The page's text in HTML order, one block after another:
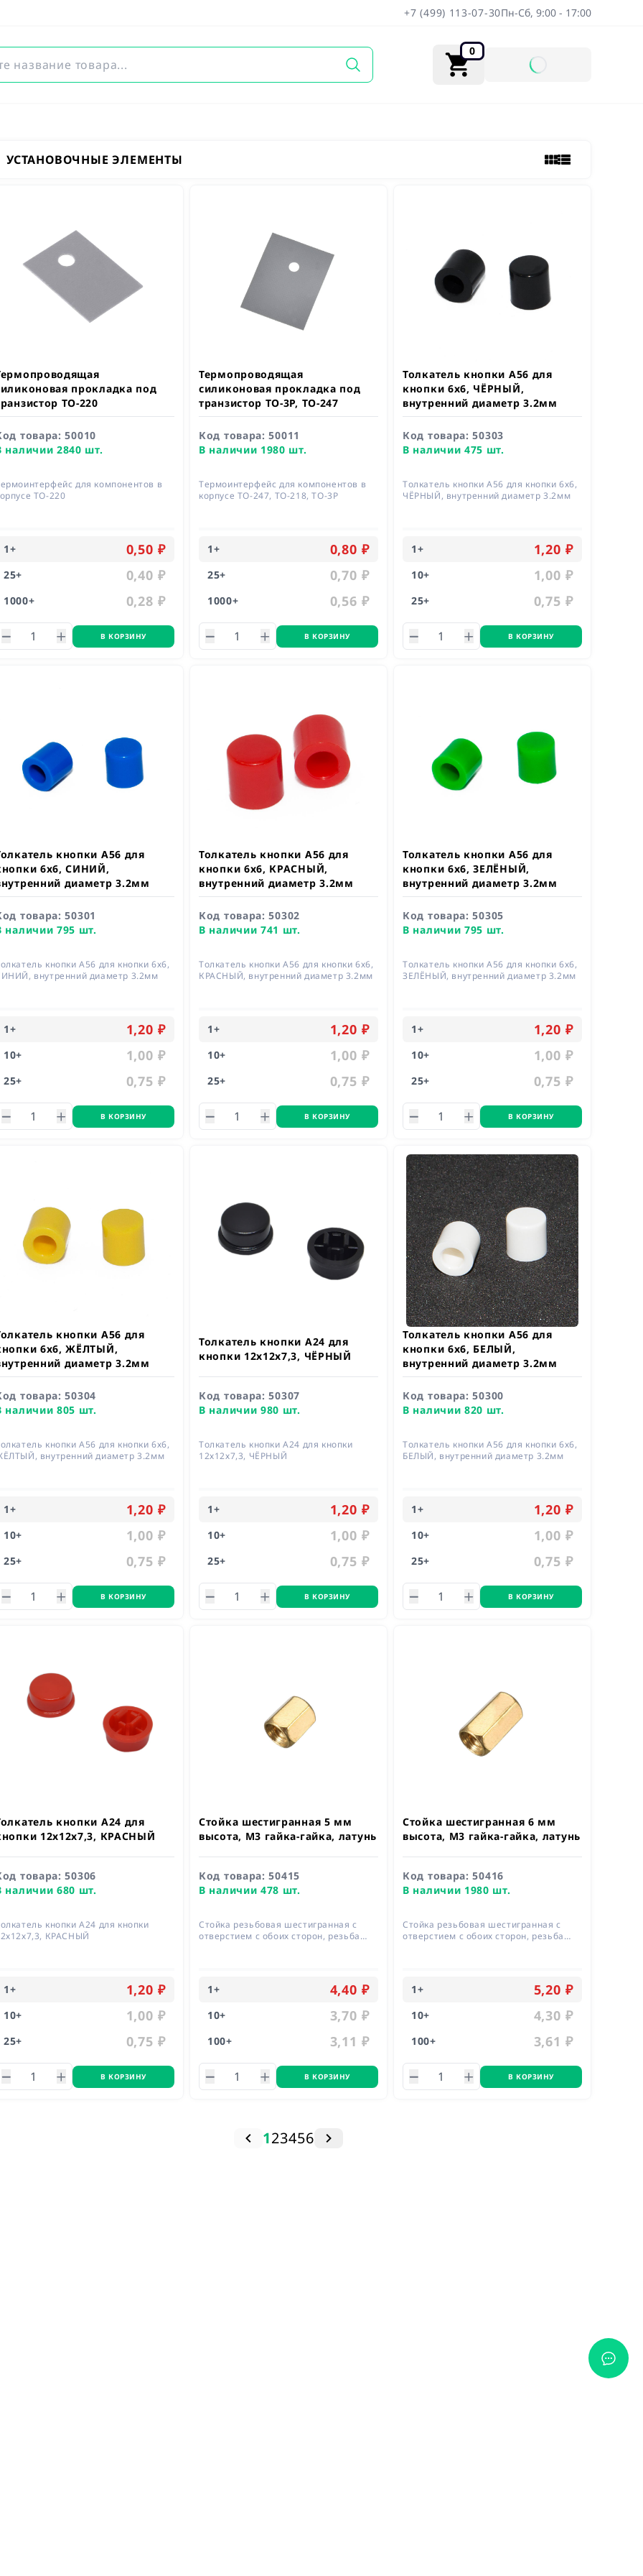
+7 (499) 113-07-30Пн-Сб, 9:00 - 17:00
0
УСТАНОВОЧНЫЕ ЭЛЕМЕНТЫ
прокладка под
TO-220
товара:50010
наличии 2840 шт.
для компонентов в
TO-220
1+ 0,50 ₽
25+ 0,40 ₽
1000+ 0,28 ₽
В КОРЗИНУ
Термопроводящая
силиконовая прокладка под
транзистор TO-3P, TO-247
Код товара:50011
В наличии 1980 шт.
Термоинтерфейс для компонентов в
корпусе TO-247, TO-218, TO-3P
1+ 0,80 ₽
25+ 0,70 ₽
1000+ 0,56 ₽
В КОРЗИНУ
Толкатель кнопки A56 для
кнопки 6х6, ЧЁРНЫЙ,
внутренний диаметр 3.2мм
Код товара:50303
В наличии 475 шт.
Толкатель кнопки A56 для кнопки 6х6,
ЧЁРНЫЙ, внутренний диаметр 3.2мм
1+ 1,20 ₽
10+ 1,00 ₽
25+ 0,75 ₽
В КОРЗИНУ
кнопки A56 для
6х6, СИНИЙ,
диаметр 3.2мм
товара:50301
наличии 795 шт.
кнопки A56 для кнопки 6х6,
внутренний диаметр 3.2мм
1+ 1,20 ₽
10+ 1,00 ₽
25+ 0,75 ₽
В КОРЗИНУ
Толкатель кнопки A56 для
кнопки 6х6, КРАСНЫЙ,
внутренний диаметр 3.2мм
Код товара:50302
В наличии 741 шт.
Толкатель кнопки A56 для кнопки 6х6,
КРАСНЫЙ, внутренний диаметр 3.2мм
1+ 1,20 ₽
10+ 1,00 ₽
25+ 0,75 ₽
В КОРЗИНУ
Толкатель кнопки A56 для
кнопки 6х6, ЗЕЛЁНЫЙ,
внутренний диаметр 3.2мм
Код товара:50305
В наличии 795 шт.
Толкатель кнопки A56 для кнопки 6х6,
ЗЕЛЁНЫЙ, внутренний диаметр 3.2мм
1+ 1,20 ₽
10+ 1,00 ₽
25+ 0,75 ₽
В КОРЗИНУ
кнопки A56 для
6х6, ЖЁЛТЫЙ,
диаметр 3.2мм
товара:50304
наличии 805 шт.
кнопки A56 для кнопки 6х6,
внутренний диаметр 3.2мм
1+ 1,20 ₽
10+ 1,00 ₽
25+ 0,75 ₽
В КОРЗИНУ
Толкатель кнопки A24 для
кнопки 12х12х7,3, ЧЁРНЫЙ
Код товара:50307
В наличии 980 шт.
Толкатель кнопки A24 для кнопки
12х12х7,3, ЧЁРНЫЙ
1+ 1,20 ₽
10+ 1,00 ₽
25+ 0,75 ₽
В КОРЗИНУ
Толкатель кнопки A56 для
кнопки 6х6, БЕЛЫЙ,
внутренний диаметр 3.2мм
Код товара:50300
В наличии 820 шт.
Толкатель кнопки A56 для кнопки 6х6,
БЕЛЫЙ, внутренний диаметр 3.2мм
1+ 1,20 ₽
10+ 1,00 ₽
25+ 0,75 ₽
В КОРЗИНУ
кнопки A24 для
12х12х7,3, КРАСНЫЙ
товара:50306
наличии 680 шт.
кнопки A24 для кнопки
КРАСНЫЙ
1+ 1,20 ₽
10+ 1,00 ₽
25+ 0,75 ₽
В КОРЗИНУ
Стойка шестигранная 5 мм
высота, М3 гайка-гайка, латунь
Код товара:50415
В наличии 478 шт.
Стойка резьбовая шестигранная с
отверстием с обоих сторон, резьба
1+ 4,40 ₽
10+ 3,70 ₽
100+ 3,11 ₽
В КОРЗИНУ
Стойка шестигранная 6 мм
высота, М3 гайка-гайка, латунь
Код товара:50416
В наличии 1980 шт.
Стойка резьбовая шестигранная с
отверстием с обоих сторон, резьба
1+ 5,20 ₽
10+ 4,30 ₽
100+ 3,61 ₽
В КОРЗИНУ
123456